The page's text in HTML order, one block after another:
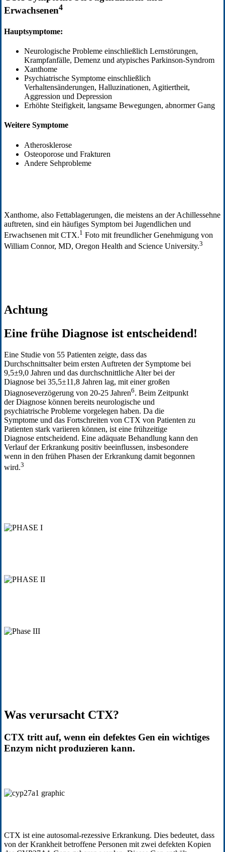
Erwachsenen4
Hauptsymptome:
Neurologische Probleme einschließlich Lernstörungen,
Krampfanfälle, Demenz und atypisches Parkinson-Syndrom
Xanthome
Psychiatrische Symptome einschließlich
Verhaltensänderungen, Halluzinationen, Agitiertheit,
Aggression und Depression
Erhöhte Steifigkeit, langsame Bewegungen, abnormer Gang
Weitere Symptome
Atherosklerose
Osteoporose und Frakturen
Andere Sehprobleme
Xanthome, also Fettablagerungen, die meistens an der Achillessehne
auftreten, sind ein häufiges Symptom bei Jugendlichen und
Erwachsenen mit CTX.1 Foto mit freundlicher Genehmigung von
William Connor, MD, Oregon Health and Science University.3
Achtung
Eine frühe Diagnose ist entscheidend!
Eine Studie von 55 Patienten zeigte, dass das
Durchschnittsalter beim ersten Auftreten der Symptome bei
9,5±9,0 Jahren und das durchschnittliche Alter bei der
Diagnose bei 35,5±11,8 Jahren lag, mit einer großen
Diagnoseverzögerung von 20-25 Jahren6. Beim Zeitpunkt
der Diagnose können bereits neurologische und
psychiatrische Probleme vorgelegen haben. Da die
Symptome und das Fortschreiten von CTX von Patienten zu
Patienten stark variieren können, ist eine frühzeitige
Diagnose entscheidend. Eine adäquate Behandlung kann den
Verlauf der Erkrankung positiv beeinflussen, insbesondere
wenn in den frühen Phasen der Erkrankung damit begonnen
wird.3
Was verursacht CTX?
CTX tritt auf, wenn ein defektes Gen ein wichtiges
Enzym nicht produzieren kann.
CTX ist eine autosomal-rezessive Erkrankung. Dies bedeutet, dass
von der Krankheit betroffene Personen mit zwei defekten Kopien